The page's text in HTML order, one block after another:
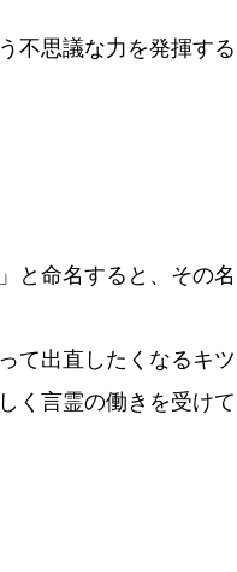
不思議な力を発揮する
と命名すると、その名
て出直したくなるキツ
く言霊の働きを受けて